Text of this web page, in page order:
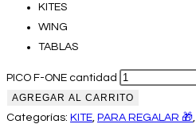
KITES
WING
TABLAS
PICO F-ONE cantidad
AGREGAR AL CARRITO
Categorías: KITE, PARA REGALAR 🎁,